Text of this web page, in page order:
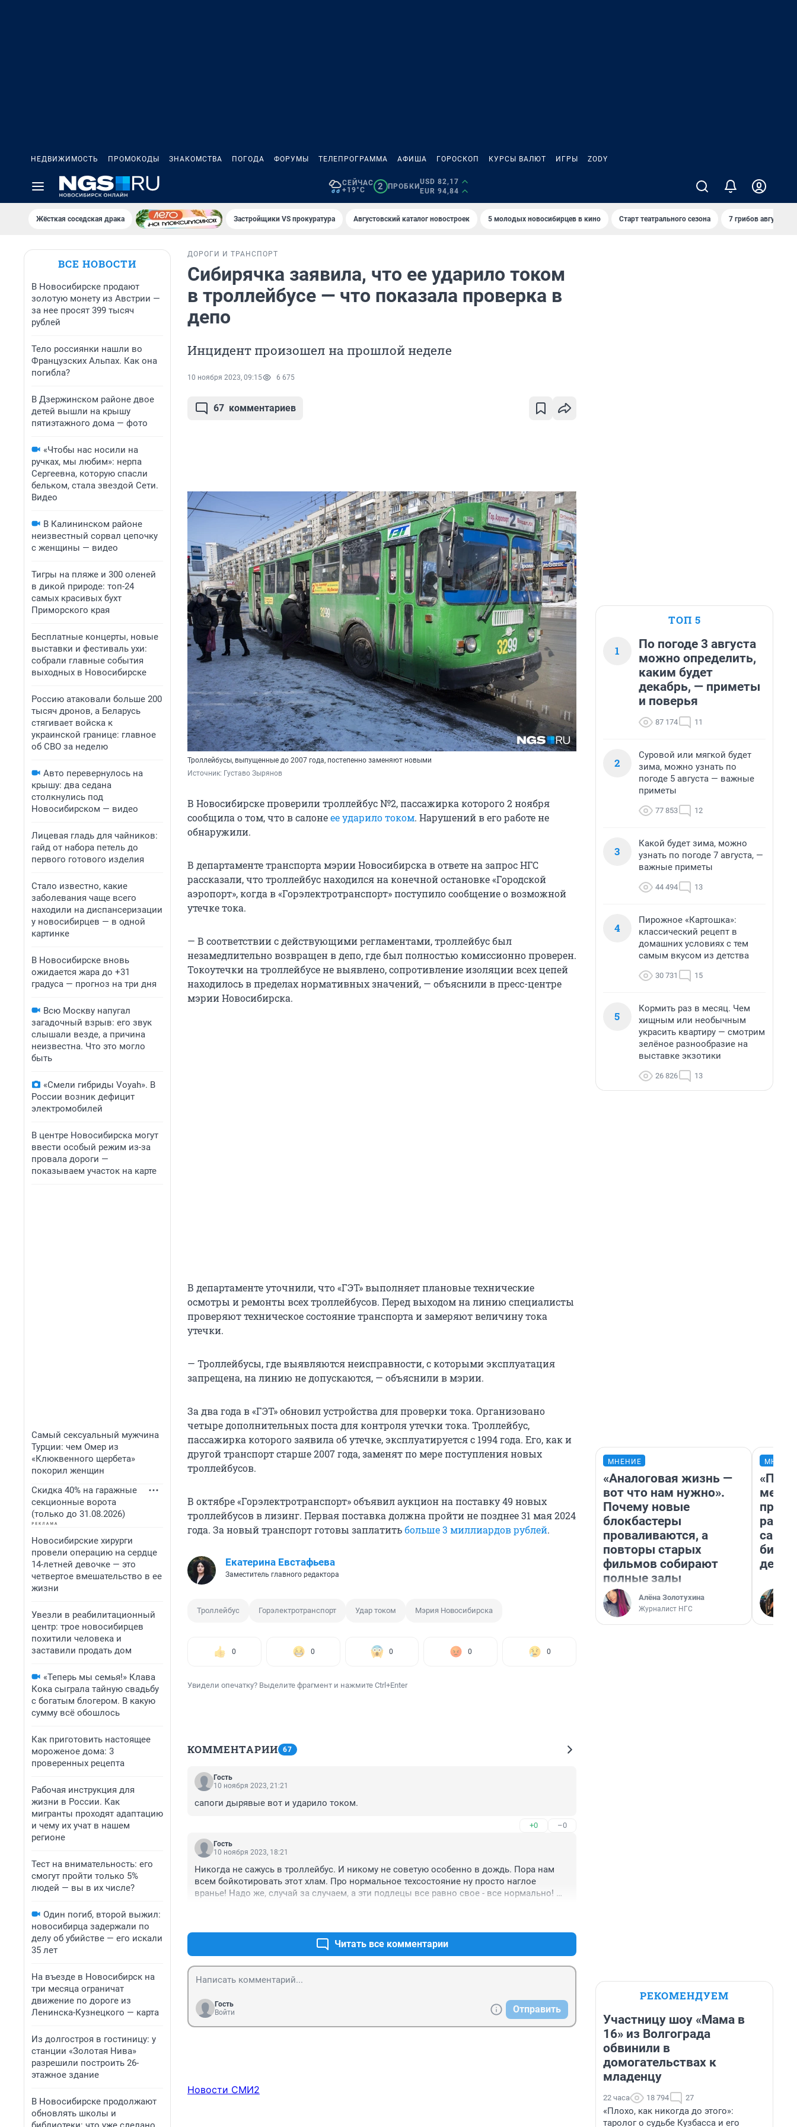
НЕДВИЖИМОСТЬ ПРОМОКОДЫ ЗНАКОМСТВА ПОГОДА ФОРУМЫ ТЕЛЕПРОГРАММА АФИША ГОРОСКОП КУРСЫ ВАЛЮТ ИГРЫ ZODY
СЕЙЧАС
+19°C
2 ПРОБКИ
USD 82,17
EUR 94,84
Жёсткая соседская драка Застройщики VS прокуратура Августовский каталог новостроек 5 молодых новосибирцев в кино Старт театрального сезона 7 грибов августа
ВСЕ НОВОСТИ
В Новосибирске продают
золотую монету из Австрии —
за нее просят 399 тысяч
рублей
Тело россиянки нашли во
Французских Альпах. Как она
погибла?
В Дзержинском районе двое
детей вышли на крышу
пятиэтажного дома — фото
«Чтобы нас носили на
ручках, мы любим»: нерпа
Сергеевна, которую спасли
бельком, стала звездой Сети.
Видео
В Калининском районе
неизвестный сорвал цепочку
с женщины — видео
Тигры на пляже и 300 оленей
в дикой природе: топ-24
самых красивых бухт
Приморского края
Бесплатные концерты, новые
выставки и фестиваль ухи:
собрали главные события
выходных в Новосибирске
Россию атаковали больше 200
тысяч дронов, а Беларусь
стягивает войска к
украинской границе: главное
об СВО за неделю
Авто перевернулось на
крышу: два седана
столкнулись под
Новосибирском — видео
Лицевая гладь для чайников:
гайд от набора петель до
первого готового изделия
Стало известно, какие
заболевания чаще всего
находили на диспансеризации
у новосибирцев — в одной
картинке
В Новосибирске вновь
ожидается жара до +31
градуса — прогноз на три дня
Всю Москву напугал
загадочный взрыв: его звук
слышали везде, а причина
неизвестна. Что это могло
быть
«Смели гибриды Voyah». В
России возник дефицит
электромобилей
В центре Новосибирска могут
ввести особый режим из-за
провала дороги —
показываем участок на карте
Самый сексуальный мужчина
Турции: чем Омер из
«Клюквенного щербета»
покорил женщин
Скидка 40% на гаражные
секционные ворота
(только до 31.08.2026)
Новосибирские хирурги
провели операцию на сердце
14-летней девочке — это
четвертое вмешательство в ее
жизни
Увезли в реабилитационный
центр: трое новосибирцев
похитили человека и
заставили продать дом
«Теперь мы семья!» Клава
Кока сыграла тайную свадьбу
с богатым блогером. В какую
сумму всё обошлось
Как приготовить настоящее
мороженое дома: 3
проверенных рецепта
Рабочая инструкция для
жизни в России. Как
мигранты проходят адаптацию
и чему их учат в нашем
регионе
Тест на внимательность: его
смогут пройти только 5%
людей — вы в их числе?
Один погиб, второй выжил:
новосибирца задержали по
делу об убийстве — его искали
35 лет
На въезде в Новосибирск на
три месяца ограничат
движение по дороге из
Ленинска-Кузнецкого — карта
Из долгостроя в гостиницу: у
станции «Золотая Нива»
разрешили построить 26-
этажное здание
В Новосибирске продолжают
обновлять школы и
ДОРОГИ И ТРАНСПОРТ
Сибирячка заявила, что ее ударило током
в троллейбусе — что показала проверка в
депо
Инцидент произошел на прошлой неделе
10 ноября 2023, 09:15 6 675
67 комментариев
Троллейбусы, выпущенные до 2007 года, постепенно заменяют новыми
Источник: Густаво Зырянов
В Новосибирске проверили троллейбус №2, пассажирка которого 2 ноября
сообщила о том, что в салонеее ударило током. Нарушений в его работе не
обнаружили.
В департаменте транспорта мэрии Новосибирска в ответе на запрос НГС
рассказали, что троллейбус находился на конечной остановке «Городской
аэропорт», когда в «Горэлектротранспорт» поступило сообщение о возможной
утечке тока.
— В соответствии с действующими регламентами, троллейбус был
незамедлительно возвращен в депо, где был полностью комиссионно проверен.
Токоутечки на троллейбусе не выявлено, сопротивление изоляции всех цепей
находилось в пределах нормативных значений, — объяснили в пресс-центре
мэрии Новосибирска.
В департаменте уточнили, что «ГЭТ» выполняет плановые технические
осмотры и ремонты всех троллейбусов. Перед выходом на линию специалисты
проверяют техническое состояние транспорта и замеряют величину тока
утечки.
— Троллейбусы, где выявляются неисправности, с которыми эксплуатация
запрещена, на линию не допускаются, — объяснили в мэрии.
За два года в «ГЭТ» обновил устройства для проверки тока. Организовано
четыре дополнительных поста для контроля утечки тока. Троллейбус,
пассажирка которого заявила об утечке, эксплуатируется с 1994 года. Его, как и
другой транспорт старше 2007 года, заменят по мере поступления новых
троллейбусов.
В октябре «Горэлектротранспорт» объявил аукцион на поставку 49 новых
троллейбусов в лизинг. Первая поставка должна пройти не позднее 31 мая 2024
года. За новый транспорт готовы заплатитьбольше 3 миллиардов рублей.
Екатерина Евстафьева
Заместитель главного редактора
Троллейбус Горэлектротранспорт Удар током Мэрия Новосибирска
0 0 0 0 0
Увидели опечатку? Выделите фрагмент и нажмите Ctrl+Enter
КОММЕНТАРИИ 67
Гость
10 ноября 2023, 21:21
сапоги дырявые вот и ударило током.
+0 –0
Гость
10 ноября 2023, 18:21
Никогда не сажусь в троллейбус. И никому не советую особенно в дождь. Пора нам
всем бойкотировать этот хлам. Про нормальное техсостояние ну просто наглое
вранье! Надо же, случай за случаем, а эти подлецы все равно свое - все нормально!
Читать все комментарии
Гость
Войти
Отправить
Новости СМИ2
ТОП 5
1
По погоде 3 августа
можно определить,
каким будет
декабрь, — приметы
и поверья
87 174 11
2
Суровой или мягкой будет
зима, можно узнать по
погоде 5 августа — важные
приметы
77 853 12
3
Какой будет зима, можно
узнать по погоде 7 августа, —
важные приметы
44 494 13
4
Пирожное «Картошка»:
классический рецепт в
домашних условиях с тем
самым вкусом из детства
30 731 15
5
Кормить раз в месяц. Чем
хищным или необычным
украсить квартиру — смотрим
зелёное разнообразие на
выставке экзотики
26 826 13
МНЕНИЕ
«Аналоговая жизнь —
вот что нам нужно».
Почему новые
блокбастеры
проваливаются, а
повторы старых
фильмов собирают
полные залы
Алёна Золотухина
Журналист НГС
РЕКОМЕНДУЕМ
Участницу шоу «Мама в
16» из Волгограда
обвинили в
домогательствах к
младенцу
22 часа 18 794 27
«Плохо, как никогда до этого»:
таролог о судьбе Кузбасса и его